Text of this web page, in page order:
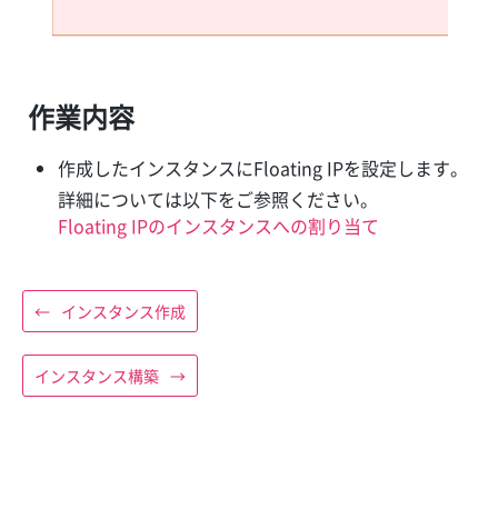
作業内容
作成したインスタンスにFloating IPを設定します。
詳細については以下をご参照ください。
Floating IPのインスタンスへの割り当て
← インスタンス作成
インスタンス構築 →